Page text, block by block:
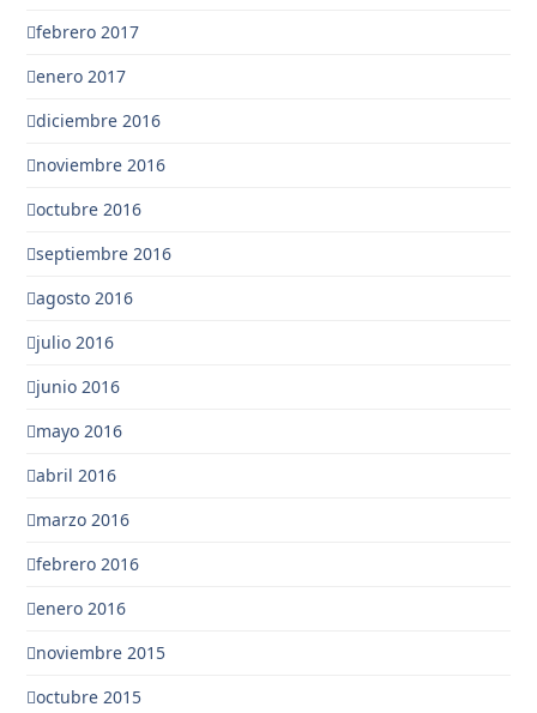
febrero 2017
enero 2017
diciembre 2016
noviembre 2016
octubre 2016
septiembre 2016
agosto 2016
julio 2016
junio 2016
mayo 2016
abril 2016
marzo 2016
febrero 2016
enero 2016
noviembre 2015
octubre 2015